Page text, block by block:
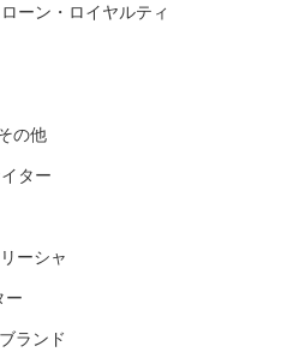
ローン・ロイヤルティ
の他
ター
ーシャ
ー
ランド